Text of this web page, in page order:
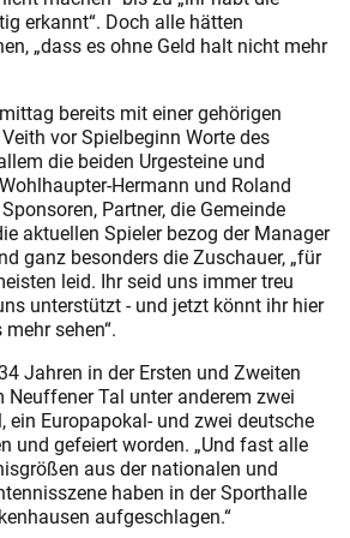
erkannt“. Doch alle hätten
„dass es ohne Geld halt nicht mehr
bereits mit einer gehörigen
vor Spielbeginn Worte des
die beiden Urgesteine und
Hermann und Roland
Partner, die Gemeinde
aktuellen Spieler bezog der Manager
ganz besonders die Zuschauer, „für
leid. Ihr seid uns immer treu
unterstützt - und jetzt könnt ihr hier
sehen“.
Jahren in der Ersten und Zweiten
Neuffener Tal unter anderem zwei
ein Europapokal- und zwei deutsche
und gefeiert worden. „Und fast alle
aus der nationalen und
haben in der Sporthalle
aufgeschlagen.“